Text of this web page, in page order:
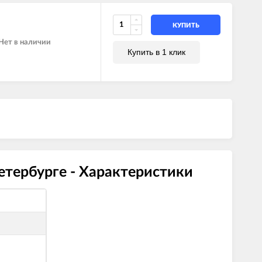
Нет в наличии
КУПИТЬ
Купить в 1 клик
- Характеристики